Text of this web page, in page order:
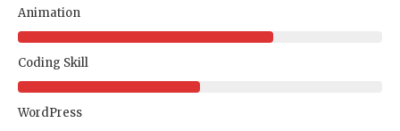
Animation
Coding Skill
WordPress